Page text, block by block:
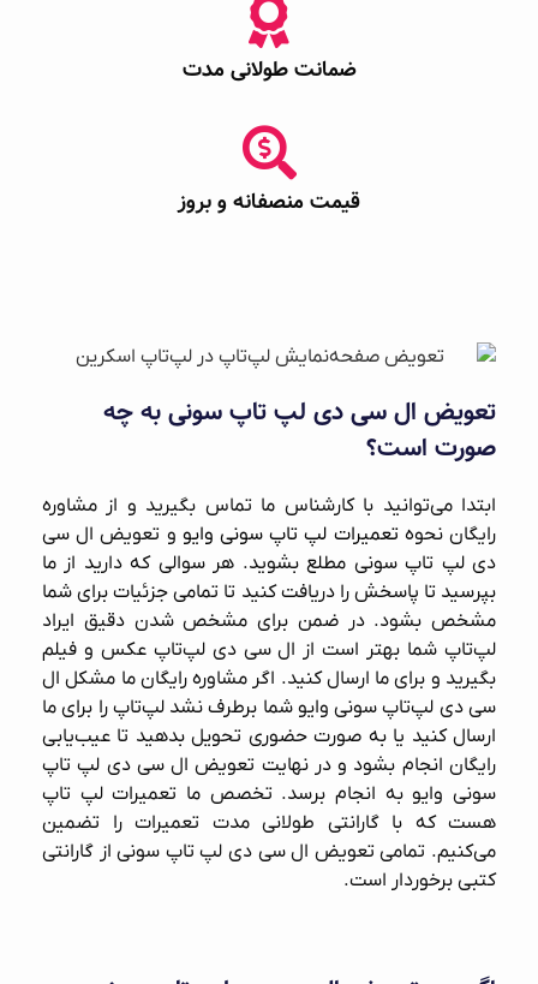
ضمانت طولانی مدت
قیمت منصفانه و بروز
تعویض ال سی دی لپ تاپ سونی به چه
صورت است؟
ابتدا می‌توانید با کارشناس ما تماس بگیرید و از مشاوره
رایگان نحوه تعمیرات لپ تاپ سونی وایو و تعویض ال سی
دی لپ تاپ سونی مطلع بشوید. هر سوالی که دارید از ما
بپرسید تا پاسخش را دریافت کنید تا تمامی جزئیات برای شما
مشخص بشود. در ضمن برای مشخص شدن دقیق ایراد
لپ‌تاپ شما بهتر است از ال سی دی لپ‌تاپ عکس و فیلم
بگیرید و برای ما ارسال کنید. اگر مشاوره رایگان ما مشکل ال
سی دی لپ‌تاپ سونی وایو شما برطرف نشد لپ‌تاپ را برای ما
ارسال کنید یا به صورت حضوری تحویل بدهید تا عیب‌یابی
رایگان انجام بشود و در نهایت تعویض ال سی دی لپ‌ تاپ
سونی وایو به انجام برسد. تخصص ما تعمیرات لپ‌ تاپ
هست که با گارانتی طولانی مدت تعمیرات را تضمین
می‌کنیم. تمامی تعویض ال سی دی لپ تاپ سونی از گارانتی
کتبی برخوردار است.